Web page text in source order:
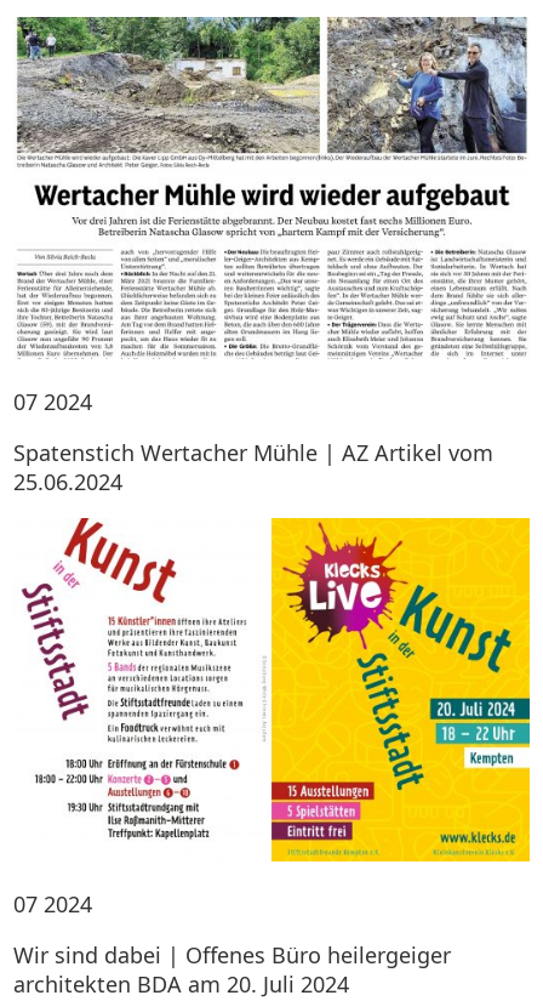
07 2024
Spatenstich Wertacher Mühle | AZ Artikel vom
25.06.2024
07 2024
Wir sind dabei | Offenes Büro heilergeiger
architekten BDA am 20. Juli 2024